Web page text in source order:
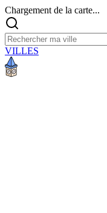
Chargement de la carte...
VILLES